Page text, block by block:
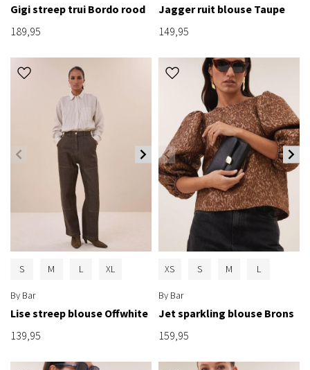
Gigi streep trui Bordo rood
189,95
Jagger ruit blouse Taupe
149,95
S M L XL
By Bar
Lise streep blouse Offwhite
139,95
XS S M L
By Bar
Jet sparkling blouse Brons
159,95